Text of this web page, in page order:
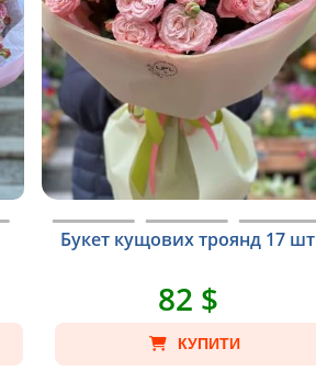
Букет кущових троянд 17 шт
82 $
КУПИТИ